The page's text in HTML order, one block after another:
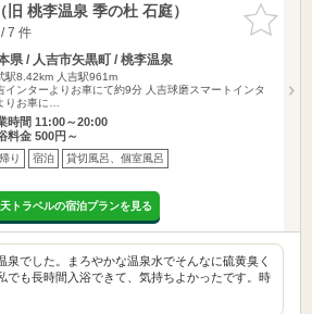
お気に入
りに追加
桃李温泉 季の杜 石庭）
7 件
県 / 人吉市矢黒町 / 桃李温泉
駅8.42km 人吉駅961m
インターよりお車にて約9分 人吉球磨スマートインタ
りお車に…
時間 11:00～20:00
料金 500円～
り 宿泊 貸切風呂、個室風呂
トラベルの宿泊プランを見る
泉でした。まろやかな温泉水でそんなに硫黄臭く
でも長時間入浴できて、気持ちよかったです。時